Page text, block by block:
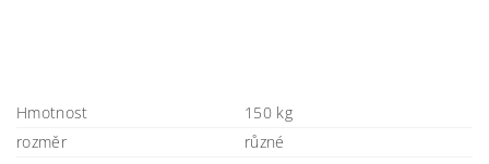
Hmotnost
150 kg
rozměr
různé